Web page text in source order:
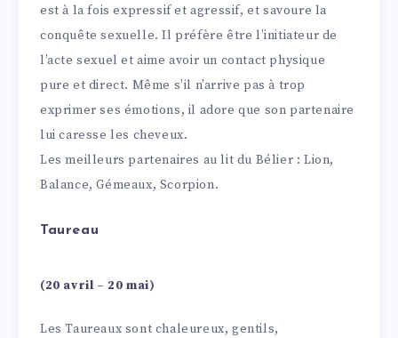
est à la fois expressif et agressif, et savoure la
conquête sexuelle. Il préfère être l’initiateur de
l’acte sexuel et aime avoir un contact physique
pure et direct. Même s’il n’arrive pas à trop
exprimer ses émotions, il adore que son partenaire
lui caresse les cheveux.
Les meilleurs partenaires au lit du Bélier : Lion,
Balance, Gémeaux, Scorpion.
Taureau
(20 avril – 20 mai)
Les Taureaux sont chaleureux, gentils,